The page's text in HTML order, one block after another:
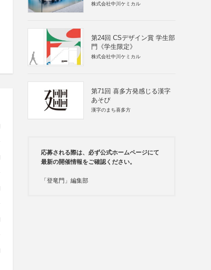
株式会社中川ケミカル
第24回 CSデザイン賞 学生部
門《学生限定》
株式会社中川ケミカル
第71回 喜多方発感じる漢字
あそび
漢字のまち喜多方
応募される際は、必ず公式ホームページにて
最新の開催情報をご確認ください。
「登竜門」編集部